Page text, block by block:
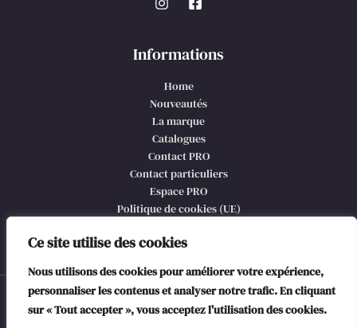
Ce site utilise des cookies
Nous utilisons des cookies pour améliorer votre expérience,
personnaliser les contenus et analyser notre trafic. En cliquant
sur « Tout accepter », vous acceptez l'utilisation des cookies.
Informations
Home
Nouveautés
La marque
Catalogues
Contact PRO
Contact particuliers
Espace PRO
Politique de cookies (UE)
© 2026 Maison Lilo, @copyright